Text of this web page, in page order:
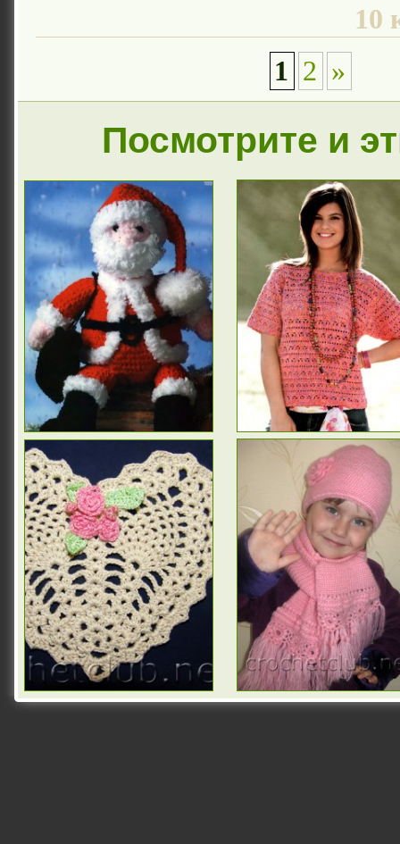
10
1 2 »
Посмотрите и